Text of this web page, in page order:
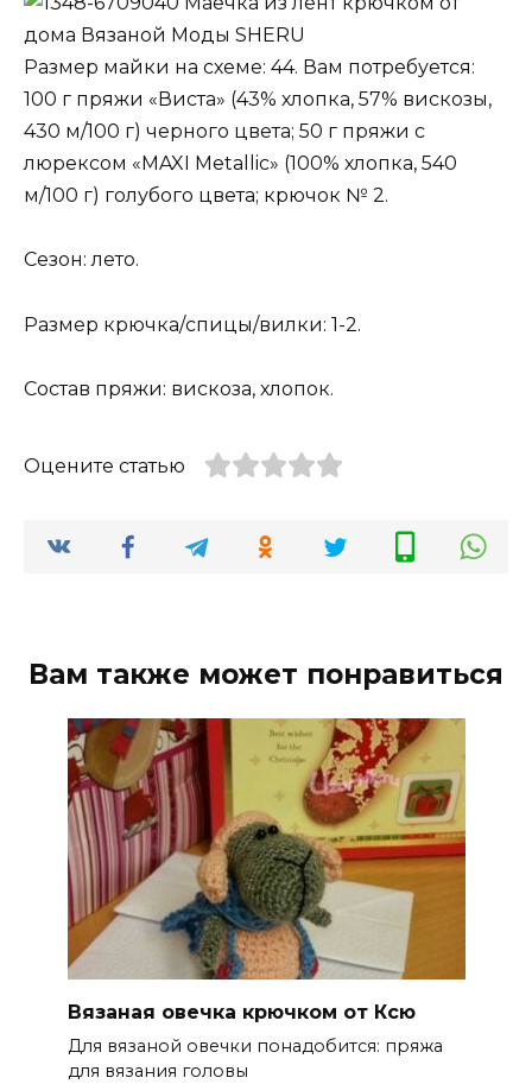
дома Вязаной Моды SHERU
Размер майки на схеме: 44. Вам потребуется:
100 г пряжи «Виста» (43% хлопка, 57% вискозы,
430 м/100 г) черного цвета; 50 г пряжи с
люрексом «MAXI Metallic» (100% хлопка, 540
м/100 г) голубого цвета; крючок № 2.
Сезон: лето.
Размер крючка/спицы/вилки: 1-2.
Состав пряжи: вискоза, хлопок.
Оцените статью
Вам также может понравиться
Вязаная овечка крючком от Ксю
Для вязаной овечки понадобится: пряжа
для вязания головы